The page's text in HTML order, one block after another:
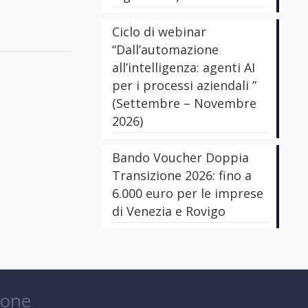
Ciclo di webinar
“Dall’automazione
all’intelligenza: agenti AI
per i processi aziendali ”
(Settembre – Novembre
2026)
Bando Voucher Doppia
Transizione 2026: fino a
6.000 euro per le imprese
di Venezia e Rovigo